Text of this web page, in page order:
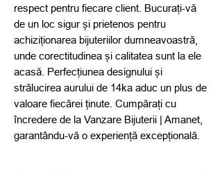
respect pentru fiecare client. Bucurați-vă
de un loc sigur și prietenos pentru
achiziționarea bijuteriilor dumneavoastră,
unde corectitudinea și calitatea sunt la ele
acasă. Perfecțiunea designului și
strălucirea aurului de 14ka aduc un plus de
valoare fiecărei ținute. Cumpărați cu
încredere de la Vanzare Bijuterii | Amanet,
garantându-vă o experiență excepțională.